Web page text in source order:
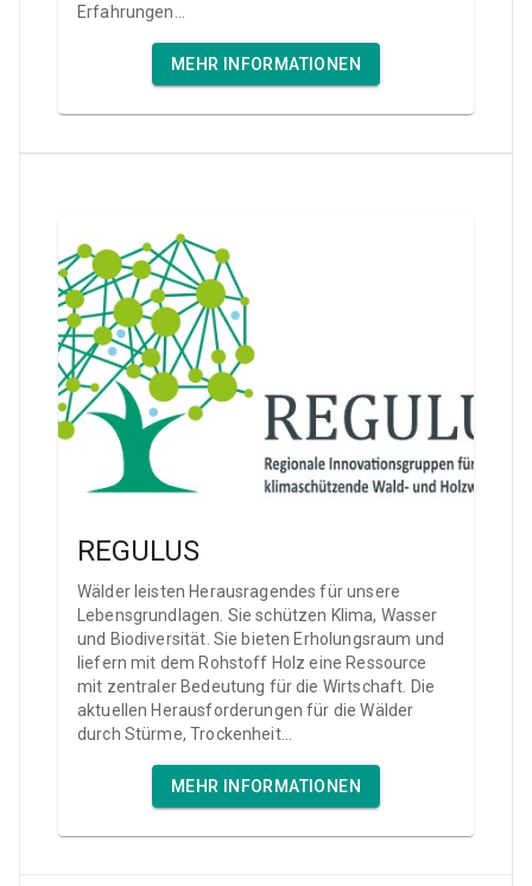
Erfahrungen...
MEHR INFORMATIONEN
REGULUS
Wälder leisten Herausragendes für unsere
Lebensgrundlagen. Sie schützen Klima, Wasser
und Biodiversität. Sie bieten Erholungsraum und
liefern mit dem Rohstoff Holz eine Ressource
mit zentraler Bedeutung für die Wirtschaft. Die
aktuellen Herausforderungen für die Wälder
durch Stürme, Trockenheit...
MEHR INFORMATIONEN